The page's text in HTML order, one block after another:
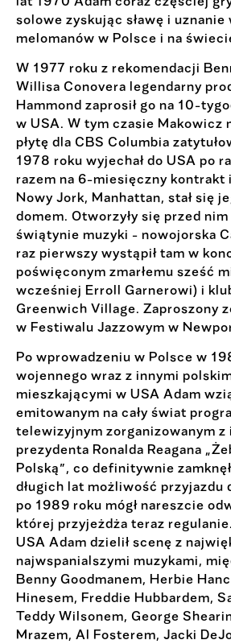
solowe zyskując sławę i uznanie
melomanów w Polsce i na
W 1977 roku z rekomendacji
Willisa Conovera legendarny
Hammond zaprosił go na 10-
w USA. W tym czasie Makowicz
płytę dla CBS Columbia
1978 roku wyjechał do USA po
razem na 6-miesięczny kontrakt
Nowy Jork, Manhattan, stał się
domem. Otworzyły się przed
świątynie muzyki - nowojorska
raz pierwszy wystąpił tam w
poświęconym zmarłemu sześć
wcześniej Erroll Garnerowi) i
Greenwich Village. Zaproszony
w Festiwalu Jazzowym w
Po wprowadzeniu w Polsce w
wojennego wraz z innymi
mieszkającymi w USA Adam
emitowanym na cały świat
telewizyjnym zorganizowanym
prezydenta Ronalda Reagana
Polską”, co definitywnie
długich lat możliwość przyjazdu
po 1989 roku mógł nareszcie
której przyjeżdża teraz
USA Adam dzielił scenę z
najwspanialszymi muzykami,
Benny Goodmanem, Herbie
Hinesem, Freddie Hubbardem,
Teddy Wilsonem, George
Mrazem, Al Fosterem, Jacki